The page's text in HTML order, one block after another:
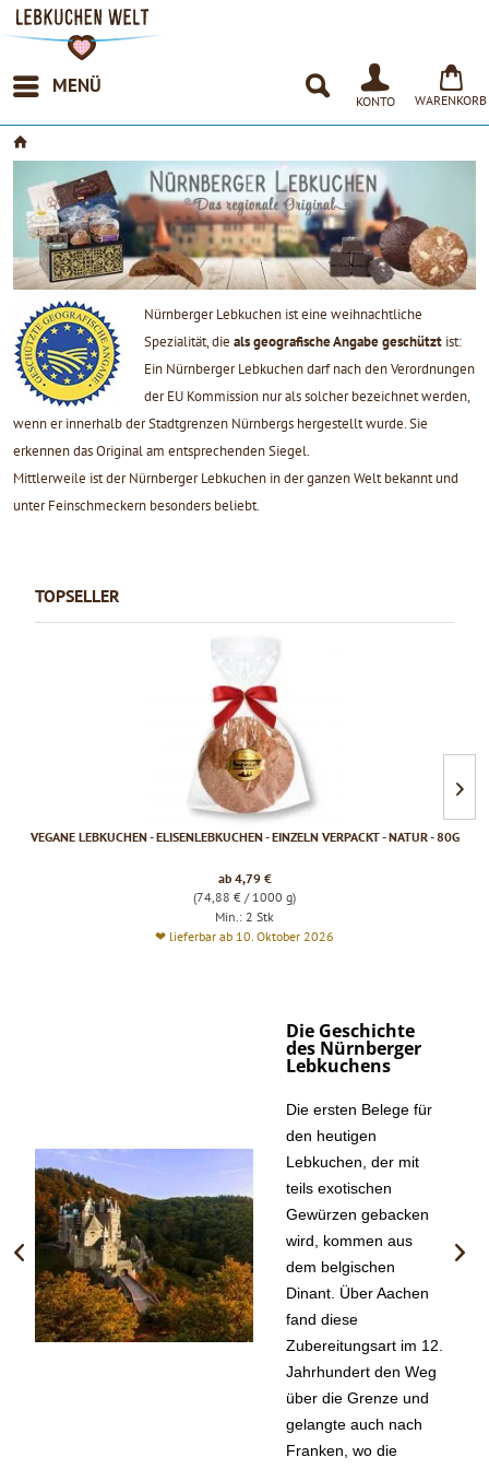
MENÜ
KONTO WARENKORB
Nürnberger Lebkuchen ist eine weihnachtliche
Spezialität, die als geografische Angabe geschützt ist:
Ein Nürnberger Lebkuchen darf nach den Verordnungen
der EU Kommission nur als solcher bezeichnet werden,
wenn er innerhalb der Stadtgrenzen Nürnbergs hergestellt wurde. Sie
erkennen das Original am entsprechenden Siegel.
Mittlerweile ist der Nürnberger Lebkuchen in der ganzen Welt bekannt und
unter Feinschmeckern besonders beliebt.
TOPSELLER
VEGANE LEBKUCHEN - ELISENLEBKUCHEN - EINZELN VERPACKT - NATUR - 80G
ab 4,79 €
(74,88 € / 1000 g)
Min.: 2 Stk
❤ lieferbar ab 10. Oktober 2026
Die Region um
Nürnberg wurde
Jahrhundert zu
einem der
bedeutendsten
Standorte für die
Lebkuchenproduk
tion, denn die
Bedingungen
waren ideal:
- durch die Lage
an wichtigen
Handelsrouten
kamen die
fränkischen
Lebzelter relativ